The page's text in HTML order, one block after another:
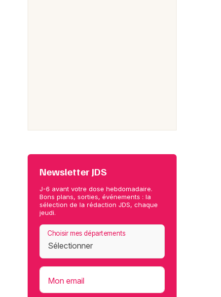
Newsletter JDS
J-6 avant votre dose hebdomadaire.
Bons plans, sorties, événements : la
sélection de la rédaction JDS, chaque
jeudi.
Choisir mes départements
Mon email